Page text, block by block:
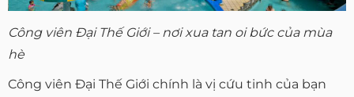
Công viên Đại Thế Giới – nơi xua tan oi bức của mùa
hè
Công viên Đại Thế Giới chính là vị cứu tinh của bạn